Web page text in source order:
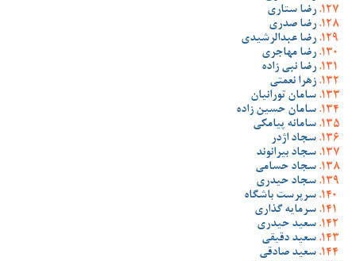
رضا ستاری
رضا صدری
رضا عبدالرشیدی
رضا مهاجری
رضا نبی زاده
زهرا نعمتی
سامان تورانیان
سامان حسین زاده
سامانه پیامکی
سجاد اژدر
سجاد بیرانوند
سجاد حسامی
سجاد حیدری
سرپرست باشگاه
سرمایه گذاری
سعید حیدری
سعید دقیقی
سعید صادقی